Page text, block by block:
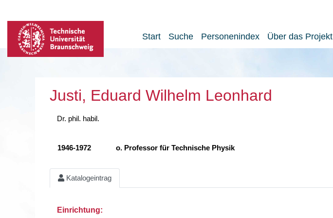
Start Suche Personenindex Über das Projekt
Justi, Eduard Wilhelm Leonhard
Dr. phil. habil.
1946-1972 o. Professor für Technische Physik
Katalogeintrag
Einrichtung: